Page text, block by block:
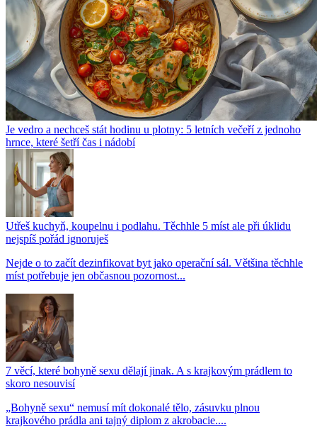
Je vedro a nechceš stát hodinu u plotny: 5 letních večeří z jednoho
hrnce, které šetří čas i nádobí
Utřeš kuchyň, koupelnu i podlahu. Těchhle 5 míst ale při úklidu
nejspíš pořád ignoruješ
Nejde o to začít dezinfikovat byt jako operační sál. Většina těchhle
míst potřebuje jen občasnou pozornost...
7 věcí, které bohyně sexu dělají jinak. A s krajkovým prádlem to
skoro nesouvisí
„Bohyně sexu“ nemusí mít dokonalé tělo, zásuvku plnou
krajkového prádla ani tajný diplom z akrobacie....